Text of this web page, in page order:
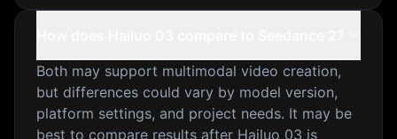
Both may support multimodal video creation,
but differences could vary by model version,
platform settings, and project needs. It may be
best to compare results after Hailuo 03 is